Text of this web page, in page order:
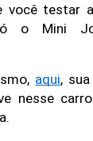
você testar
o Mini
aqui,
nesse